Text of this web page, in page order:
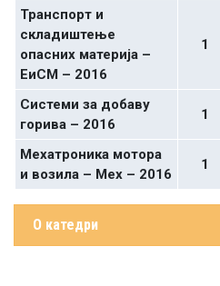
Транспорт и
складиштење
опасних материја –
ЕиСМ – 2016
1
Системи за добаву
горива – 2016
1
Мехатроника мотора
и возила – Мех – 2016
1
О катедри